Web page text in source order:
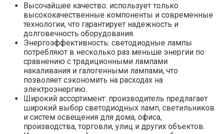
Высочайшее качество: использует только
высококачественные компоненты и современные
технологии, что гарантирует надежность и
долговечность оборудования.
Энергоэффективность: светодиодные лампы
потребляют в несколько раз меньше энергии по
сравнению с традиционными лампами
накаливания и галогенными лампами, что
позволяет сэкономить на расходах на
электроэнергию.
Широкий ассортимент: производитель предлагает
широкий выбор светодиодных ламп, светильников
и систем освещения для дома, офиса,
производства, торговли, улиц и других объектов.